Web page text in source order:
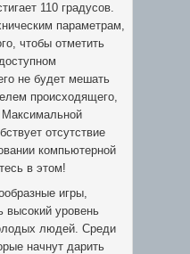
110 градусов.
параметрам,
чтобы отметить
не будет мешать
происходящего,
Максимальной
отсутствие
компьютерной
в этом!
игры,
высокий уровень
людей. Среди
начнут дарить